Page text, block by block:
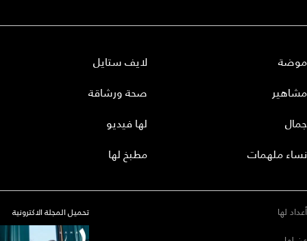
موضة
مشاهير
جمال
نساء ملهمات
لايف ستايل
صحة ورشاقة
لها فيديو
مطبخ لها
أعداد لها
تحميل المجلة الاكترونية